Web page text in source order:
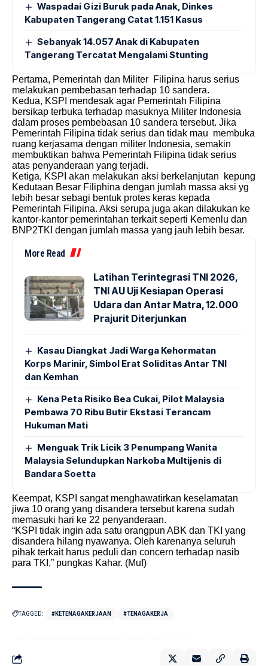
Waspadai Gizi Buruk pada Anak, Dinkes
Kabupaten Tangerang Catat 1.151 Kasus
Sebanyak 14.057 Anak di Kabupaten
Tangerang Tercatat Mengalami Stunting
Pertama, Pemerintah dan Militer Filipina harus serius
melakukan pembebasan terhadap 10 sandera.
Kedua, KSPI mendesak agar Pemerintah Filipina
bersikap terbuka terhadap masuknya Militer Indonesia
dalam proses pembebasan 10 sandera tersebut. Jika
Pemerintah Filipina tidak serius dan tidak mau membuka
ruang kerjasama dengan militer Indonesia, semakin
membuktikan bahwa Pemerintah Filipina tidak serius
atas penyanderaan yang terjadi.
Ketiga, KSPI akan melakukan aksi berkelanjutan kepung
Kedutaan Besar Filiphina dengan jumlah massa aksi yg
lebih besar sebagi bentuk protes keras kepada
Pemerintah Filipina. Aksi serupa juga akan dilakukan ke
kantor-kantor pemerintahan terkait seperti Kemenlu dan
BNP2TKI dengan jumlah massa yang jauh lebih besar.
More Read
Latihan Terintegrasi TNI 2026,
TNI AU Uji Kesiapan Operasi
Udara dan Antar Matra, 12.000
Prajurit Diterjunkan
Kasau Diangkat Jadi Warga Kehormatan
Korps Marinir, Simbol Erat Soliditas Antar TNI
dan Kemhan
Kena Peta Risiko Bea Cukai, Pilot Malaysia
Pembawa 70 Ribu Butir Ekstasi Terancam
Hukuman Mati
Menguak Trik Licik 3 Penumpang Wanita
Malaysia Selundupkan Narkoba Multijenis di
Bandara Soetta
Keempat, KSPI sangat menghawatirkan keselamatan
jiwa 10 orang yang disandera tersebut karena sudah
memasuki hari ke 22 penyanderaan.
“KSPI tidak ingin ada satu orangpun ABK dan TKI yang
disandera hilang nyawanya. Oleh karenanya seluruh
pihak terkait harus peduli dan concern terhadap nasib
para TKI,” pungkas Kahar. (Muf)
TAGGED: #KETENAGAKERJAAN #TENAGAKERJA